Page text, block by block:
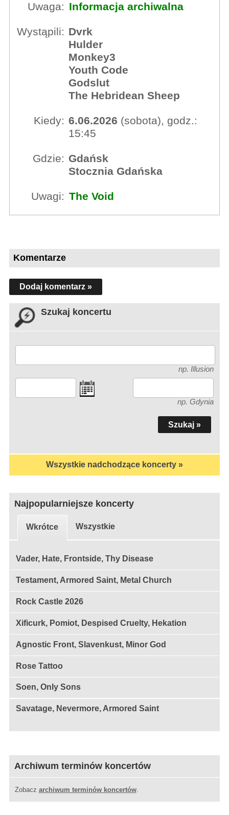
Uwaga: Informacja archiwalna
Wystąpili: Dvrk
Hulder
Monkey3
Youth Code
Godslut
The Hebridean Sheep
Kiedy: 6.06.2026 (sobota), godz.:
15:45
Gdzie: Gdańsk
Stocznia Gdańska
Uwagi: The Void
Komentarze
Dodaj komentarz »
Szukaj koncertu
np. Illusion
np. Gdynia
Wszystkie nadchodzące koncerty »
Najpopularniejsze koncerty
Wkrótce Wszystkie
Vader, Hate, Frontside, Thy Disease
Testament, Armored Saint, Metal Church
Rock Castle 2026
Xificurk, Pomiot, Despised Cruelty, Hekation
Agnostic Front, Slavenkust, Minor God
Rose Tattoo
Soen, Only Sons
Savatage, Nevermore, Armored Saint
Archiwum terminów koncertów
Zobacz archiwum terminów koncertów.